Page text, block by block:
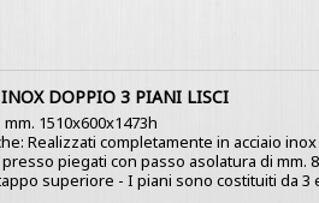
INOX DOPPIO 3 PIANI LISCI
1510x600x1473h
Realizzati completamente in acciaio
piegati con passo asolatura di mm.
superiore - I piani sono costituiti da 3